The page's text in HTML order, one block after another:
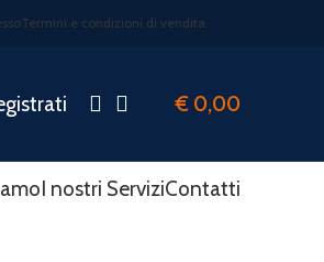
Termini e condizioni di vendita
€ 0,00
I nostri ServiziContatti